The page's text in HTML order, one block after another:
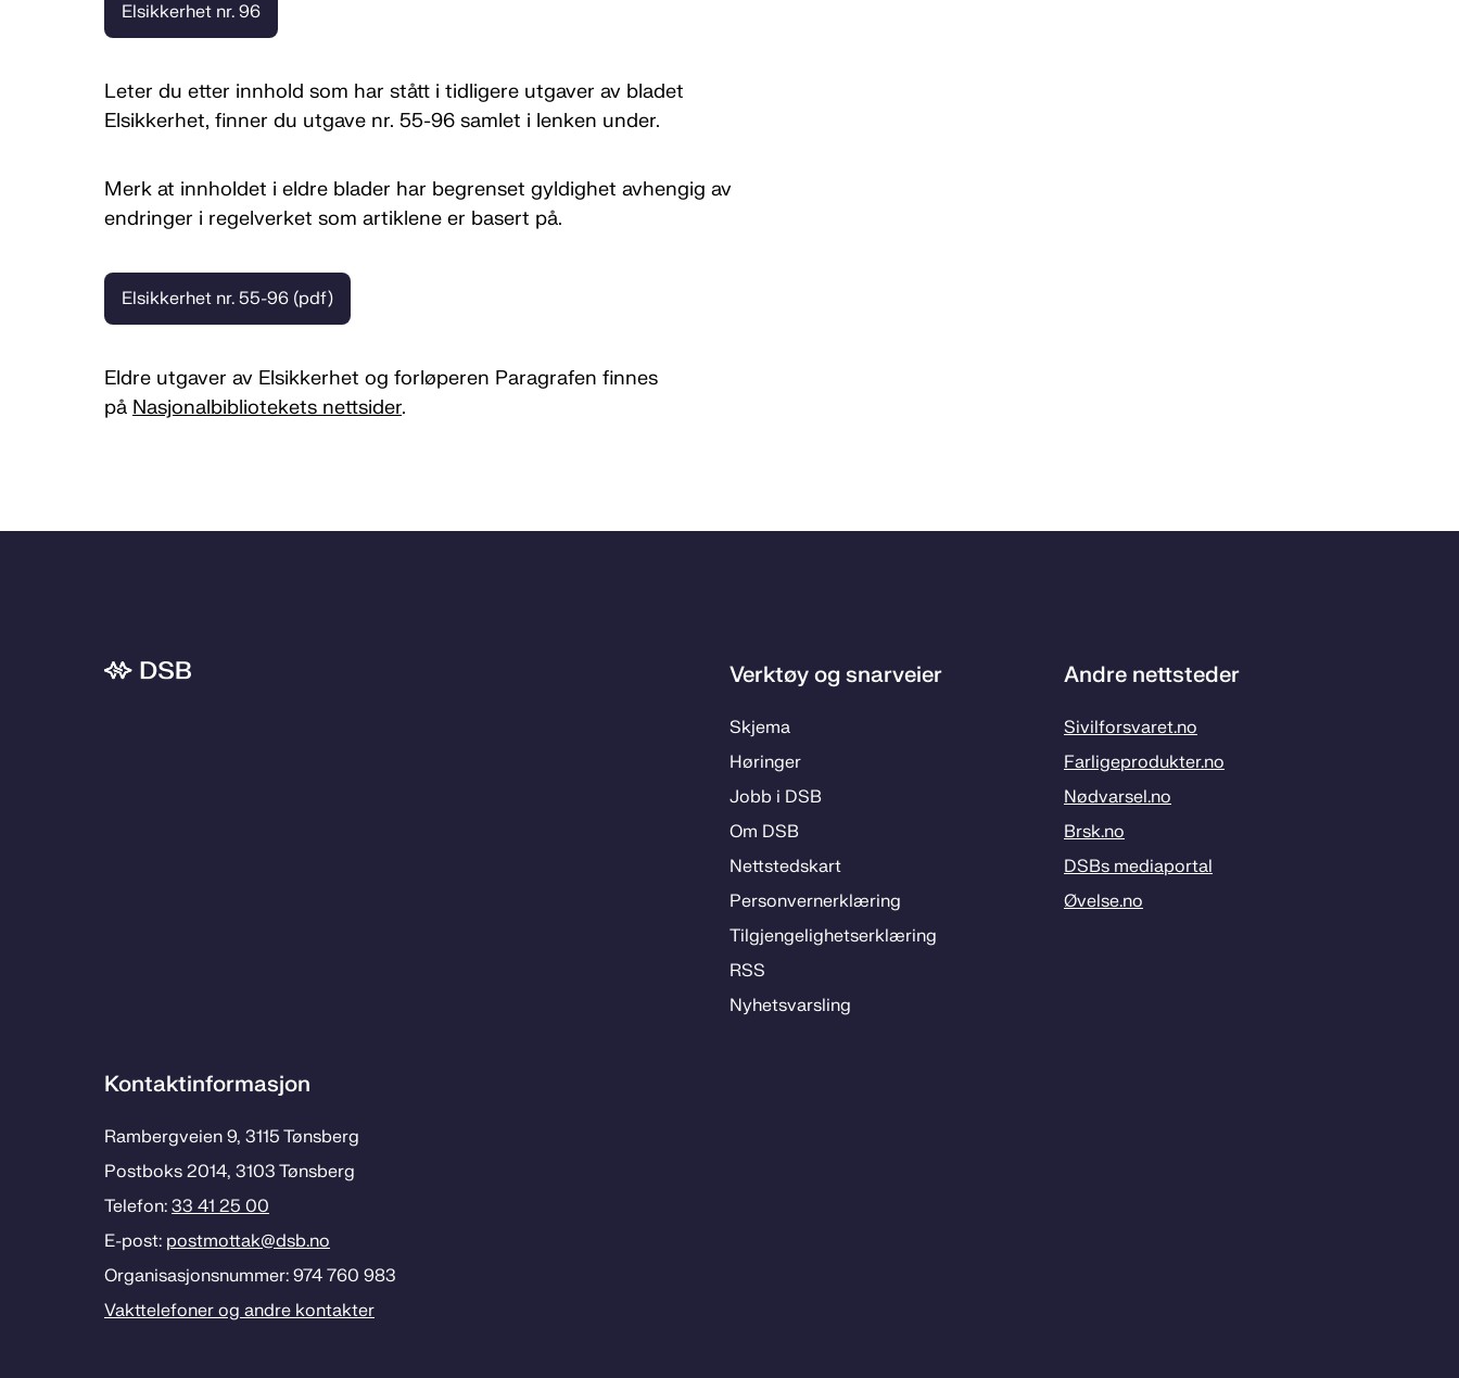
Elsikkerhet nr. 96
Leter du etter innhold som har stått i tidligere utgaver av bladet
Elsikkerhet, finner du utgave nr. 55-96 samlet i lenken under.
Merk at innholdet i eldre blader har begrenset gyldighet avhengig av
endringer i regelverket som artiklene er basert på.
Elsikkerhet nr. 55-96 (pdf)
Eldre utgaver av Elsikkerhet og forløperen Paragrafen finnes
på Nasjonalbibliotekets nettsider.
Verktøy og snarveier
Skje­­ma
Hø­rin­­ger
Jobb i DSB
Om DSB
Nett­steds­­kart
Per­­son­ver­n­er­klæ­­ring
Til­­­gjen­­ge­­lig­hets­­er­klæ­­ring
RSS
Ny­hets­­vars­­ling
Andre nettsteder
Sivilforsvaret.no
Farligeprodukter.no
Nødvarsel.no
Brsk.no
DSBs mediaportal
Øvelse.no
Kontaktinformasjon
Rambergveien 9, 3115 Tønsberg
Postboks 2014, 3103 Tønsberg
Telefon: 33 41 25 00
E-post: postmottak­@dsb.no
Organisasjonsnummer: 974 760 983
Vakttelefoner og andre kontakter